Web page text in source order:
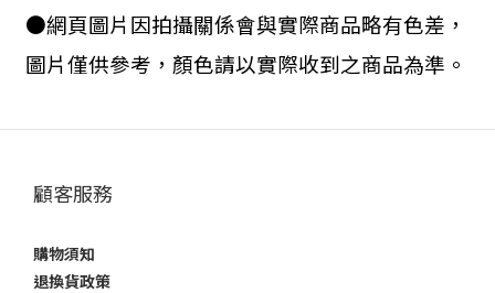
●網頁圖片因拍攝關係會與實際商品略有色差，
圖片僅供參考，顏色請以實際收到之商品為準。
顧客服務
購物須知
退換貨政策